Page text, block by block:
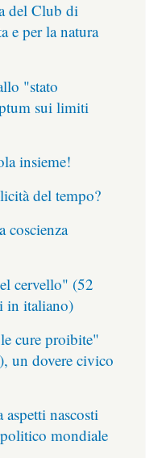
del Club di
e per la natura
"stato
sui limiti
insieme!
del tempo?
coscienza
cervello" (52
in italiano)
cure proibite"
un dovere civico
nascosti
mondiale